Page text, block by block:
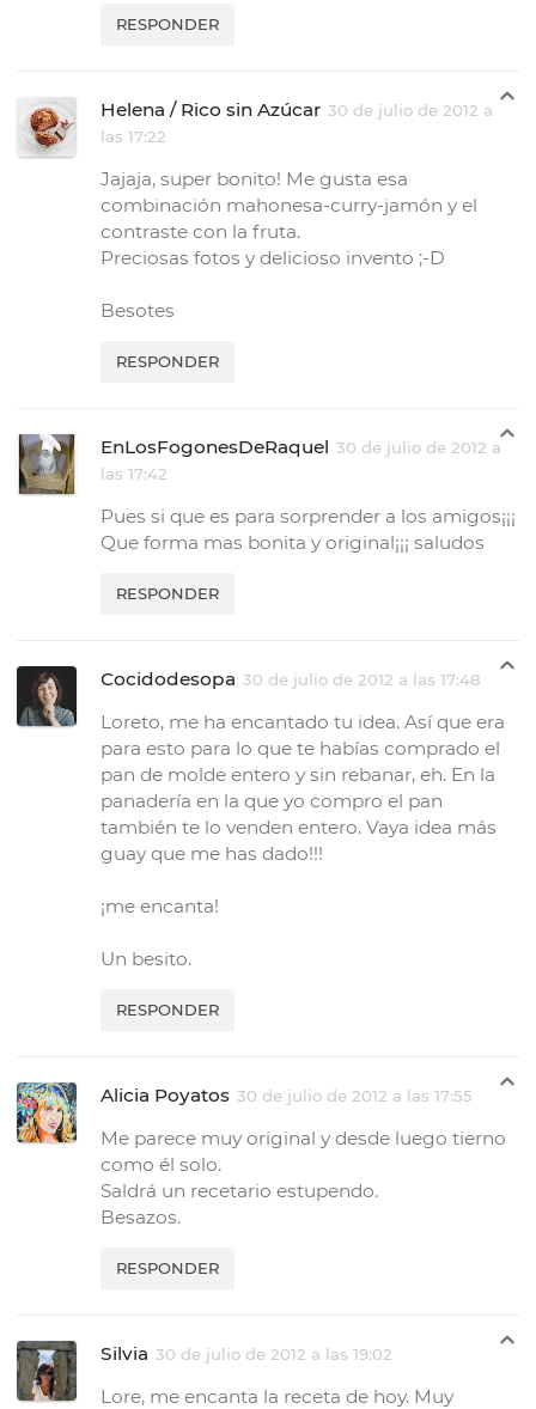
RESPONDER
Helena / Rico sin Azúcar 30 de julio de 2012 a
las 17:22
Jajaja, super bonito! Me gusta esa
combinación mahonesa-curry-jamón y el
contraste con la fruta.
Preciosas fotos y delicioso invento ;-D
Besotes
RESPONDER
EnLosFogonesDeRaquel 30 de julio de 2012 a
las 17:42
Pues si que es para sorprender a los amigos¡¡¡
Que forma mas bonita y original¡¡¡ saludos
RESPONDER
Cocidodesopa 30 de julio de 2012 a las 17:48
Loreto, me ha encantado tu idea. Así que era
para esto para lo que te habías comprado el
pan de molde entero y sin rebanar, eh. En la
panadería en la que yo compro el pan
también te lo venden entero. Vaya idea más
guay que me has dado!!!
¡me encanta!
Un besito.
RESPONDER
Alicia Poyatos 30 de julio de 2012 a las 17:55
Me parece muy original y desde luego tierno
como él solo.
Saldrá un recetario estupendo.
Besazos.
RESPONDER
Silvia 30 de julio de 2012 a las 19:02
Lore, me encanta la receta de hoy. Muy